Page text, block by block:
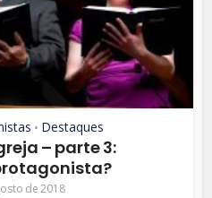
• Destaques
– parte 3:
de 2018